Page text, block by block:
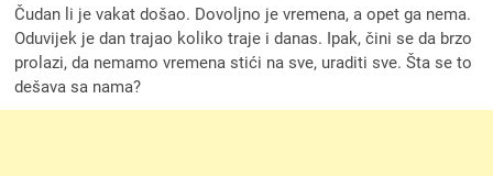
Čudan li je vakat došao. Dovoljno je vremena, a opet ga nema.
Oduvijek je dan trajao koliko traje i danas. Ipak, čini se da brzo
prolazi, da nemamo vremena stići na sve, uraditi sve. Šta se to
dešava sa nama?